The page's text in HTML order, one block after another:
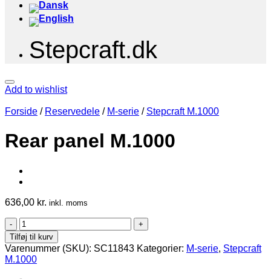
Stepcraft.dk
Add to wishlist
Forside / Reservedele / M-serie / Stepcraft M.1000
Rear panel M.1000
636,00 kr. inkl. moms
Rear
panel
M.1000
antal
Tilføj til kurv
Varenummer (SKU): SC11843 Kategorier: M-serie, Stepcraft
M.1000